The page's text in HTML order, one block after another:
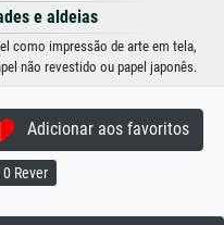
e aldeias
como impressão de arte em tela,
não revestido ou papel japonês.
Adicionar aos favoritos
0 Rever